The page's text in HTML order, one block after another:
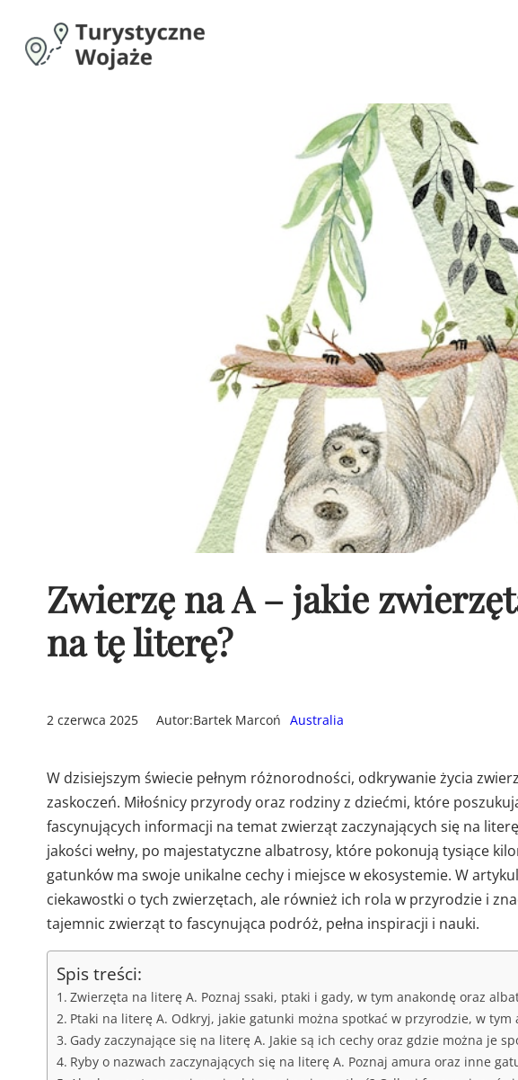
treści
Zwierzę na A – jakie
na tę literę?
2 czerwca 2025 Autor:Bartek Marcoń Australia
W dzisiejszym świecie pełnym różnorodności, odkrywanie życia
zaskoczeń. Miłośnicy przyrody oraz rodziny z dziećmi, które
fascynujących informacji na temat zwierząt zaczynających się na
jakości wełny, po majestatyczne albatrosy, które pokonują tysiące
gatunków ma swoje unikalne cechy i miejsce w ekosystemie. W
ciekawostki o tych zwierzętach, ale również ich rola w przyrodzie i
tajemnic zwierząt to fascynująca podróż, pełna inspiracji i nauki.
Spis treści:
Zwierzęta na literę A. Poznaj ssaki, ptaki i gady, w tym anakondę oraz
Ptaki na literę A. Odkryj, jakie gatunki można spotkać w przyrodzie, w tym
Gady zaczynające się na literę A. Jakie są ich cechy oraz gdzie można je
Ryby o nazwach zaczynających się na literę A. Poznaj amura oraz inne